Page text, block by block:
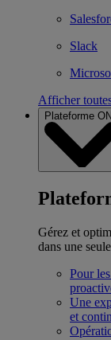
Slack
Afficher
Plateforme
Gérez et
dans une
Pour
Une
et